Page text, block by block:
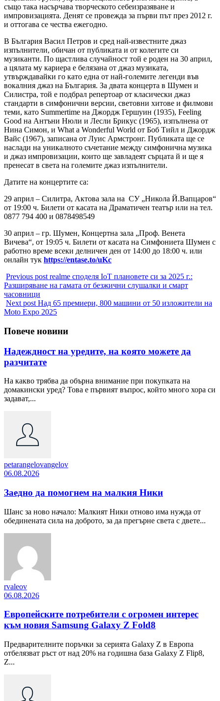
също така насърчава творческото себеизразяване и
импровизацията. Денят се провежда за първи път през 2012 г.
и оттогава се чества ежегодно.
В България Васил Петров и сред най-известните джаз
изпълнители, обичан от публиката и от колегите си
музиканти. По щастлива случайност той е роден на 30 април,
а цялата му кариера е белязана от джаз музиката,
утвърждавайки го като една от най-големите легенди във
вокалния джаз на България. За двата концерта в Шумен и
Силистра, той е подбрал репертоар от класически джаз
стандарти в симфонични версии, световни хитове и филмови
теми, като Summertime на Джордж Гершуин (1935), Feeling
Good на Антъни Нюли и Лесли Брикус (1965), изпълнена от
Нина Симон, и What a Wonderful World от Боб Тийл и Джордж
Вайс (1967), записана от Луис Армстронг. Публиката ще се
наслади на уникалното съчетание между симфонична музика
и джаз импровизации, които ще завладеят сърцата й и ще я
пренесат в света на големите джаз изпълнители.
Датите на концертите са:
29 април – Силитра, Актова зала на СУ „Никола Й.Вапцаров“
от 19:00 ч. Билети от касата на Драматичен театър или на тел.
0877 794 400 и 0878498549
30 април – гр. Шумен, Концертна зала „Проф. Венета
Вичева“, от 19:05 ч. Билети от касата на Симфониета Шумен с
работно време всеки делничен ден от 14:00 до 18:00 ч. или
онлайн тук https://entase.to/uKc
Previous post realme споделя IoT плановете си за 2025 г.:
Разширяване на гамата от безжични слушалки и смарт
часовници
Next post Над 65 премиери, 800 машини от 50 изложители на
Moto Expo 2025
Повече новини
Надеждност на уредите, на която можете да
разчитате
На какво трябва да обърна внимание при покупката на
домакински уред? Това е първият въпрос, който много хора си
задават,...
petarangelovangelov
06.08.2026
Заедно да помогнем на малкия Ники
Шанс за ново начало: Малкият Ники отново има нужда от
обединената сила на доброто, за да прегърне света с двете...
rvaleov
06.08.2026
Европейските потребители с огромен интерес
към новия Samsung Galaxy Z Fold8
Предварителните поръчки за серията Galaxy Z в Европа
отбелязват ръст от над 20% на годишна база Galaxy Z Flip8,
Z...